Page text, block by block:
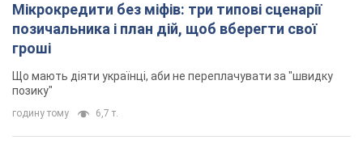
Мікрокредити без міфів: три типові сценарії
позичальника і план дій, щоб вберегти свої
гроші
Що мають діяти українці, аби не переплачувати за "швидку
позику"
годину тому 6,7 т.